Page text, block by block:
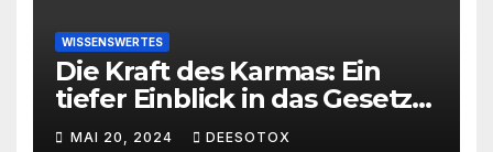
WISSENSWERTES
Die Kraft des Karmas: Ein
tiefer Einblick in das Gesetz
von Ursache und Wirkung
MAI 20, 2024 DEESOTOX